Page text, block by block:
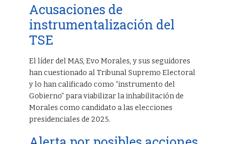
Acusaciones de
instrumentalización del
TSE
El líder del MAS, Evo Morales, y sus seguidores
han cuestionado al Tribunal Supremo Electoral
y lo han calificado como “instrumento del
Gobierno” para viabilizar la inhabilitación de
Morales como candidato a las elecciones
presidenciales de 2025.